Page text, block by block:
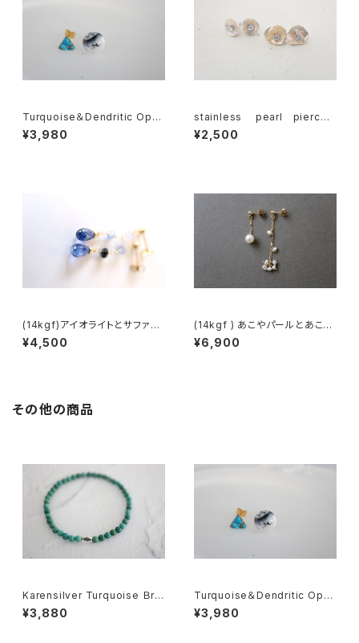
Turquoise＆Dendritic Opal
Earring[kgf5582]
¥3,980
stainless pearl pierce
[kgf5106]
¥2,500
(14kgf)アイオライトとサファイ
アのピアス[kgf968]
¥4,500
(14kgf ) あこやパールとあこや
ケシパールのエレガントピアス
[kgf970]
¥6,900
その他の商品
Karensilver Turquoise Ｂre
celet[kgf5579]
¥3,880
Turquoise＆Dendritic Opal
Earring[kgf5582]
¥3,980